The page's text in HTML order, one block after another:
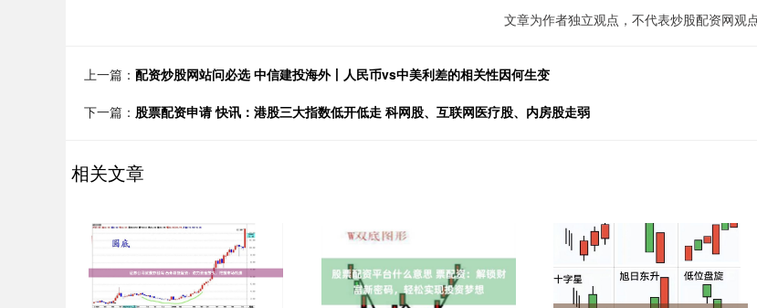
文章为作者独立观点，不代表炒股配资网观
上一篇： 配资炒股网站问必选 中信建投海外丨人民币vs中美利差的相关性因何生变
下一篇： 股票配资申请 快讯：港股三大指数低开低走 科网股、互联网医疗股、内房股走弱
相关文章